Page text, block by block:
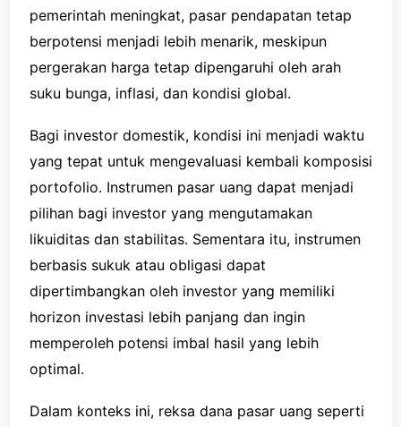
pemerintah meningkat, pasar pendapatan tetap
berpotensi menjadi lebih menarik, meskipun
pergerakan harga tetap dipengaruhi oleh arah
suku bunga, inflasi, dan kondisi global.
Bagi investor domestik, kondisi ini menjadi waktu
yang tepat untuk mengevaluasi kembali komposisi
portofolio. Instrumen pasar uang dapat menjadi
pilihan bagi investor yang mengutamakan
likuiditas dan stabilitas. Sementara itu, instrumen
berbasis sukuk atau obligasi dapat
dipertimbangkan oleh investor yang memiliki
horizon investasi lebih panjang dan ingin
memperoleh potensi imbal hasil yang lebih
optimal.
Dalam konteks ini, reksa dana pasar uang seperti